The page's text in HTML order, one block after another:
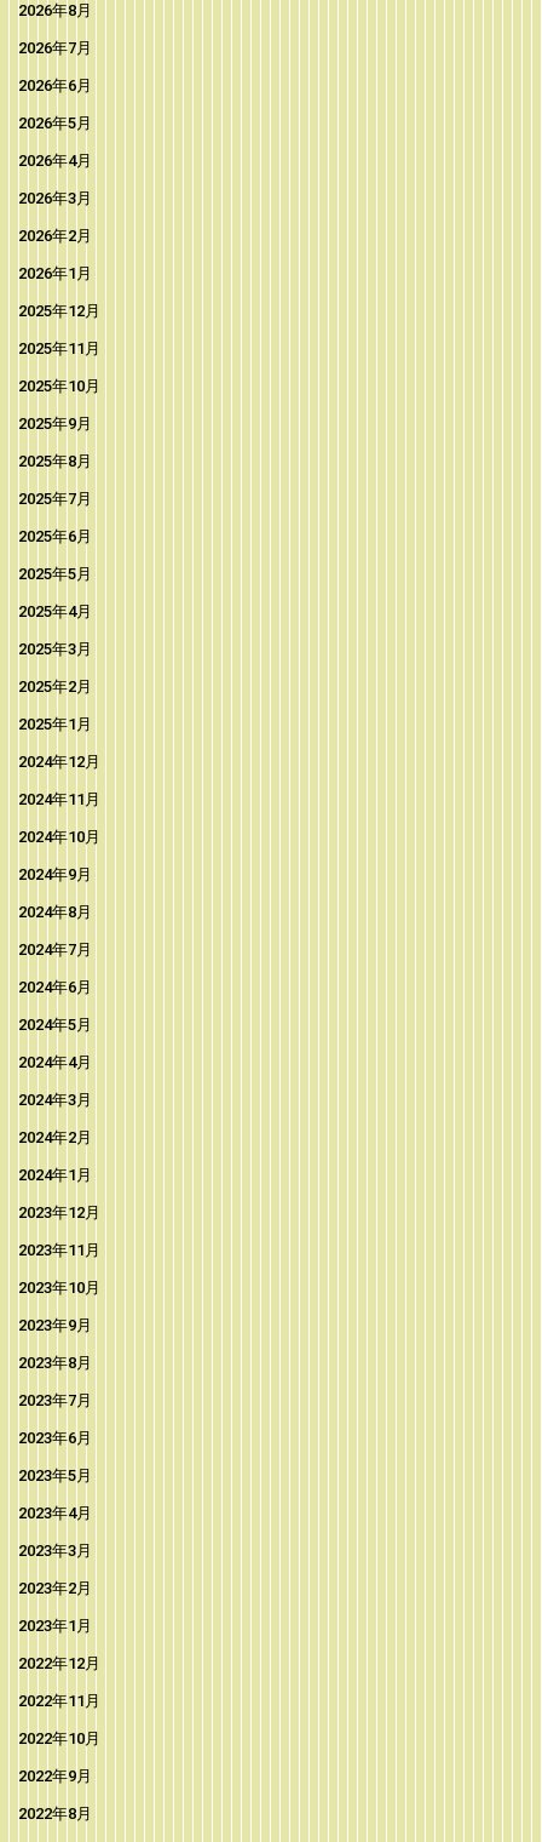
2026年8月
2026年7月
2026年6月
2026年5月
2026年4月
2026年3月
2026年2月
2026年1月
2025年12月
2025年11月
2025年10月
2025年9月
2025年8月
2025年7月
2025年6月
2025年5月
2025年4月
2025年3月
2025年2月
2025年1月
2024年12月
2024年11月
2024年10月
2024年9月
2024年8月
2024年7月
2024年6月
2024年5月
2024年4月
2024年3月
2024年2月
2024年1月
2023年12月
2023年11月
2023年10月
2023年9月
2023年8月
2023年7月
2023年6月
2023年5月
2023年4月
2023年3月
2023年2月
2023年1月
2022年12月
2022年11月
2022年10月
2022年9月
2022年8月